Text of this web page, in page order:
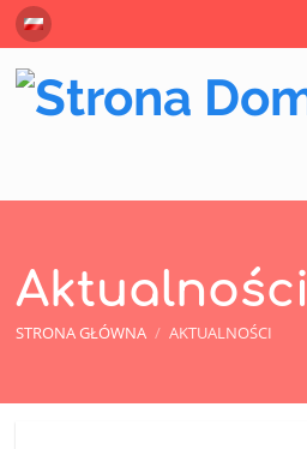
Aktualności
STRONA GŁÓWNA / AKTUALNOŚCI